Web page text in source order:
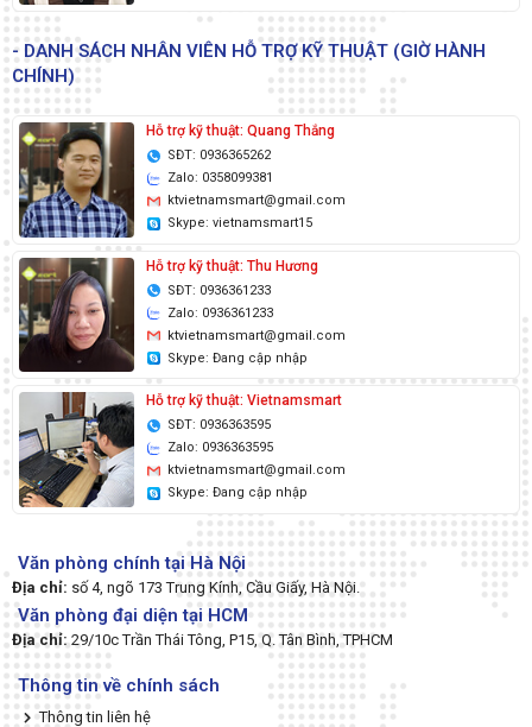
- DANH SÁCH NHÂN VIÊN HỖ TRỢ KỸ THUẬT (GIỜ HÀNH
CHÍNH)
Hỗ trợ kỹ thuật: Quang Thắng
SĐT: 0936365262
Zalo: 0358099381
ktvietnamsmart@gmail.com
Skype: vietnamsmart15
Hỗ trợ kỹ thuật: Thu Hương
SĐT: 0936361233
Zalo: 0936361233
ktvietnamsmart@gmail.com
Skype: Đang cập nhập
Hỗ trợ kỹ thuật: Vietnamsmart
SĐT: 0936363595
Zalo: 0936363595
ktvietnamsmart@gmail.com
Skype: Đang cập nhập
Văn phòng chính tại Hà Nội
Địa chỉ: số 4, ngõ 173 Trung Kính, Cầu Giấy, Hà Nội.
Văn phòng đại diện tại HCM
Địa chỉ: 29/10c Trần Thái Tông, P15, Q. Tân Bình, TPHCM
Thông tin về chính sách
Thông tin liên hệ